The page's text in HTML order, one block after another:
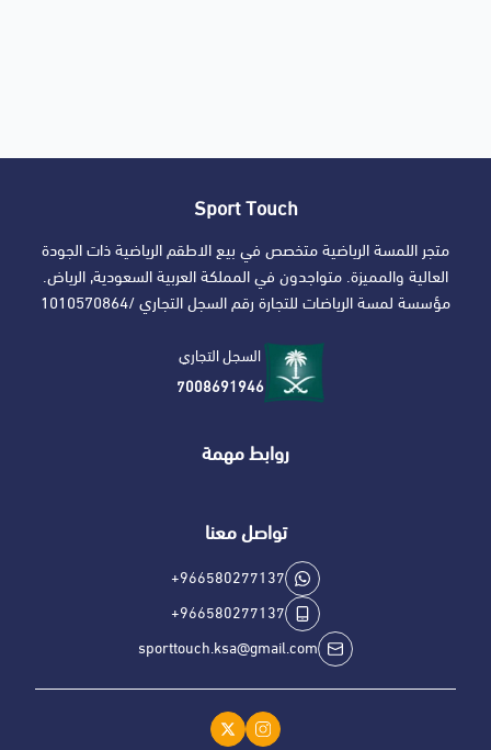
Sport Touch
متجر اللمسة الرياضية متخصص في بيع الاطقم الرياضية ذات الجودة
العالية والمميزة. متواجدون في المملكة العربية السعودية, الرياض.
مؤسسة لمسة الرياضات للتجارة رقم السجل التجاري /1010570864
السجل التجاري
7008691946
روابط مهمة
تواصل معنا
+966580277137
+966580277137
sporttouch.ksa@gmail.com